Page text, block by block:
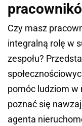
Czy masz
integralną rolę w
zespołu?
pomóc ludziom w
poznać się
agenta